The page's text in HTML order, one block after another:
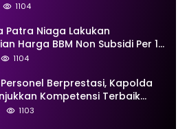
1104
Patra Niaga Lakukan
Harga BBM Non Subsidi Per 1
Rinciannya
1104
Berprestasi, Kapolda
Kompetensi Terbaik
1103